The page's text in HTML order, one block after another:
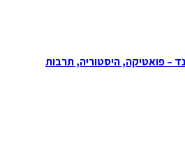
– פואטיקה, היסטוריה, תרבות